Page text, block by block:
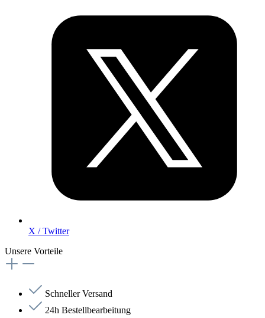
X / Twitter
Unsere Vorteile
Schneller Versand
24h Bestellbearbeitung